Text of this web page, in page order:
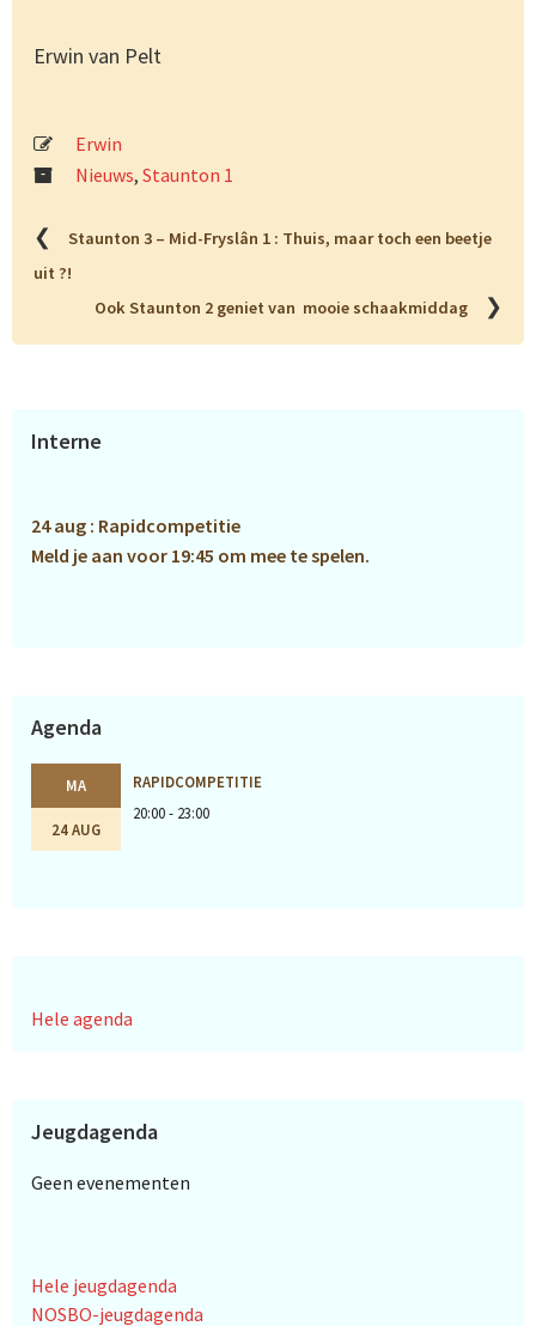
Erwin van Pelt
Erwin
Nieuws, Staunton 1
❮
Staunton 3 – Mid-Fryslân 1 : Thuis, maar toch een beetje
uit ?!
Ook Staunton 2 geniet van mooie schaakmiddag
❯
Primaire
Interne
24 aug : Rapidcompetitie
Meld je aan voor 19:45 om mee te spelen.
Agenda
MA
24 AUG
RAPIDCOMPETITIE
20:00 - 23:00
Hele agenda
Jeugdagenda
Geen evenementen
Hele jeugdagenda
NOSBO-jeugdagenda